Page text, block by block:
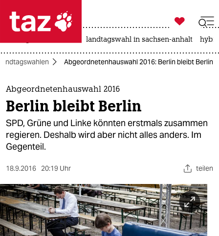
 taz zahl ich
taz zahl ich
themen
politik
öko
gesellschaft
sport
berlin

taz zahl ich
landtagswahl in sachsen-anhalt
Abgeordnetenhauswahl 2016: Berlin bleibt Berlin
Abgeordnetenhauswahl 2016
Berlin bleibt Berlin
SPD, Grüne und Linke könnten erstmals zusammen
regieren. Deshalb wird aber nicht alles anders. Im
Gegenteil.
18.9.2016 20:19 Uhr teilen